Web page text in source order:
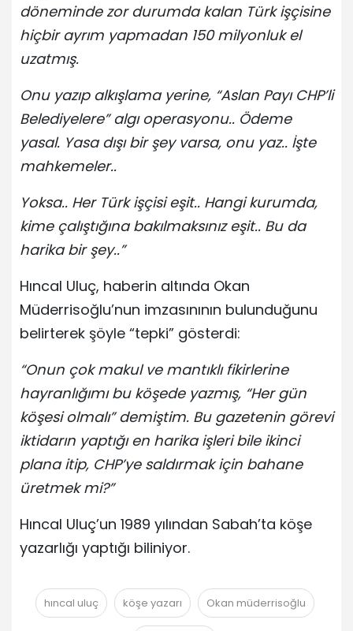
döneminde zor durumda kalan Türk işçisine
hiçbir ayrım yapmadan 150 milyonluk el
uzatmış.
Onu yazıp alkışlama yerine, “Aslan Payı CHP’li
Belediyelere” algı operasyonu.. Ödeme
yasal. Yasa dışı bir şey varsa, onu yaz.. İşte
mahkemeler..
Yoksa.. Her Türk işçisi eşit.. Hangi kurumda,
kime çalıştığına bakılmaksınız eşit.. Bu da
harika bir şey..”
Hıncal Uluç, haberin altında Okan
Müderrisoğlu’nun imzasınının bulunduğunu
belirterek şöyle “tepki” gösterdi:
“Onun çok makul ve mantıklı fikirlerine
hayranlığımı bu köşede yazmış, “Her gün
köşesi olmalı” demiştim. Bu gazetenin görevi
iktidarın yaptığı en harika işleri bile ikinci
plana itip, CHP’ye saldırmak için bahane
üretmek mi?”
Hıncal Uluç’un 1989 yılından Sabah’ta köşe
yazarlığı yaptığı biliniyor.
hıncal uluç köşe yazarı Okan müderrisoğlu